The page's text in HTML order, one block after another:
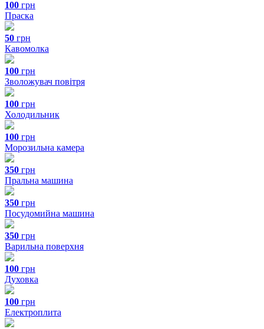
100 грн
Праска
50 грн
Кавомолка
100 грн
Зволожувач повітря
100 грн
Холодильник
100 грн
Морозильна камера
350 грн
Пральна машина
350 грн
Посудомийна машина
350 грн
Варильна поверхня
100 грн
Духовка
100 грн
Електроплита